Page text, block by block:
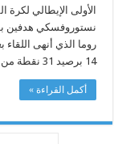
الأولى الإيطالي لكرة
روما الذي أنهى
14 برصيد 31 نقطة من …
أكمل القراءة »